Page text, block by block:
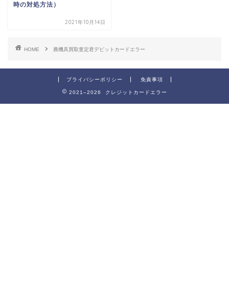
時の対処方法）
2021年10月14日
HOME 農機具買取査定君デビットカードエラー
プライバシーポリシー 免責事項
2021–2026 クレジットカードエラー